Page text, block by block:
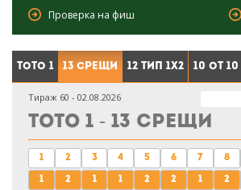
Проверка на фиш
Тото 1 13 срещи 12 тип 1X2 10 от 10
Тираж 60 - 02.08.2026
Тото 1 - 13 срещи
1
1
2
2
3
1
4
1
5
2
6
2
7
1
8
2